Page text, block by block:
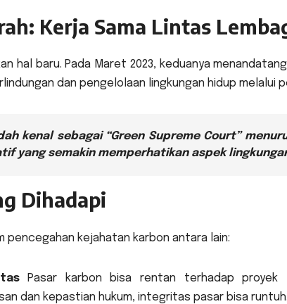
Kerja Sama Lintas
hal baru. Pada Maret 2023, keduanya
dan pengelolaan lingkungan hidup melalui
kenal sebagai “Green Supreme Court”
yang semakin memperhatikan aspek
Dihadapi
pencegahan kejahatan karbon antara lain:
Pasar karbon bisa rentan terhadap proyek
dan kepastian hukum, integritas pasar bisa runtuh.